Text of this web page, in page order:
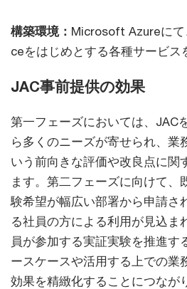
構築環境： Microsoft Azureに
ceをはじめとする各種サービス
JAC事前提供の効果
第一フェーズにおいては、JAC
ら多くのニーズが寄せられ、業
いう前向きな評価や改良点に関
ます。第二フェーズに向けて、
験希望が幅広い部署から申請さ
る社員の方による利用が見込ま
員が参加する実証実験を推進す
ースケースや活用する上での業
効果を精緻化することにつなが